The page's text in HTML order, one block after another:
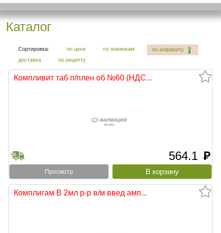
Каталог
Сортировка: по цене по новинкам
по алфавиту
доставка
по рецепту
Компливит таб п/плен об №60 (НДС...
564.1 руб
Просмотр
Комплигам В 2мл р-р в/м введ амп...